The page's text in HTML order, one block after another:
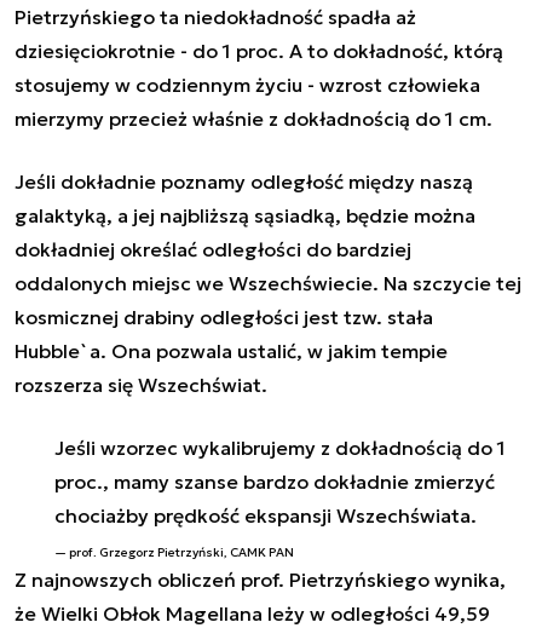
Pietrzyńskiego ta niedokładność spadła aż
dziesięciokrotnie - do 1 proc. A to dokładność, którą
stosujemy w codziennym życiu - wzrost człowieka
mierzymy przecież właśnie z dokładnością do 1 cm.
Jeśli dokładnie poznamy odległość między naszą
galaktyką, a jej najbliższą sąsiadką, będzie można
dokładniej określać odległości do bardziej
oddalonych miejsc we Wszechświecie. Na szczycie tej
kosmicznej drabiny odległości jest tzw. stała
Hubble`a. Ona pozwala ustalić, w jakim tempie
rozszerza się Wszechświat.
Jeśli wzorzec wykalibrujemy z dokładnością do 1
proc., mamy szanse bardzo dokładnie zmierzyć
chociażby prędkość ekspansji Wszechświata.
prof. Grzegorz Pietrzyński, CAMK PAN
Z najnowszych obliczeń prof. Pietrzyńskiego wynika,
że Wielki Obłok Magellana leży w odległości 49,59